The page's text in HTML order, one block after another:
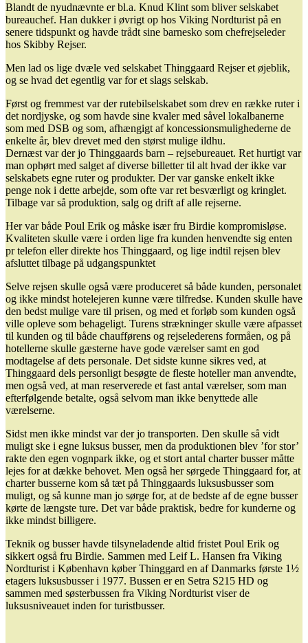
Blandt de nyudnævnte er bl.a. Knud Klint som bliver selskabet
bureauchef. Han dukker i øvrigt op hos Viking Nordturist på en
senere tidspunkt og havde trådt sine barnesko som chefrejseleder
hos Skibby Rejser.
Men lad os lige dvæle ved selskabet Thinggaard Rejser et øjeblik,
og se hvad det egentlig var for et slags selskab.
Først og fremmest var der rutebilselskabet som drev en række ruter i
det nordjyske, og som havde sine kvaler med såvel lokalbanerne
som med DSB og som, afhængigt af koncessionsmulighederne de
enkelte år, blev drevet med den størst mulige ildhu.
Dernæst var der jo Thinggaards barn – rejsebureauet. Ret hurtigt var
man ophørt med salget af diverse billetter til alt hvad der ikke var
selskabets egne ruter og produkter. Der var ganske enkelt ikke
penge nok i dette arbejde, som ofte var ret besværligt og kringlet.
Tilbage var så produktion, salg og drift af alle rejserne.
Her var både Poul Erik og måske især fru Birdie kompromisløse.
Kvaliteten skulle være i orden lige fra kunden henvendte sig enten
pr telefon eller direkte hos Thinggaard, og lige indtil rejsen blev
afsluttet tilbage på udgangspunktet
Selve rejsen skulle også være produceret så både kunden, personalet
og ikke mindst hotelejeren kunne være tilfredse. Kunden skulle have
den bedst mulige vare til prisen, og med et forløb som kunden også
ville opleve som behageligt. Turens strækninger skulle være afpasset
til kunden og til både chaufførens og rejselederens formåen, og på
hotellerne skulle gæsterne have gode værelser samt en god
modtagelse af dets personale. Det sidste kunne sikres ved, at
Thinggaard dels personligt besøgte de fleste hoteller man anvendte,
men også ved, at man reserverede et fast antal værelser, som man
efterfølgende betalte, også selvom man ikke benyttede alle
værelserne.
Sidst men ikke mindst var der jo transporten. Den skulle så vidt
muligt ske i egne luksus busser, men da produktionen blev ’for stor’
rakte den egen vognpark ikke, og et stort antal charter busser måtte
lejes for at dække behovet. Men også her sørgede Thinggaard for, at
charter busserne kom så tæt på Thinggaards luksusbusser som
muligt, og så kunne man jo sørge for, at de bedste af de egne busser
kørte de længste ture. Det var både praktisk, bedre for kunderne og
ikke mindst billigere.
Teknik og busser havde tilsyneladende altid fristet Poul Erik og
sikkert også fru Birdie. Sammen med Leif L. Hansen fra Viking
Nordturist i København køber Thinggard en af Danmarks første 1½
etagers luksusbusser i 1977. Bussen er en Setra S215 HD og
sammen med søsterbussen fra Viking Nordturist viser de
luksusniveauet inden for turistbusser.